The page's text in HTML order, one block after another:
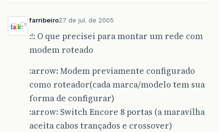
farribeiro27 de jul. de 2005
:!: O que precisei para montar um rede com
modem roteado
:arrow: Modem previamente configurado
como roteador(cada marca/modelo tem sua
forma de configurar)
:arrow: Switch Encore 8 portas (a maravilha
aceita cabos trançados e crossover)